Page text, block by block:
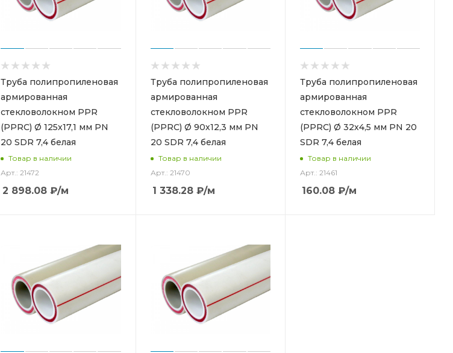
Труба полипропиленовая
армированная
стекловолокном PPR
(PPRC) Ø 125х17,1 мм PN
20 SDR 7,4 белая
Товар в наличии
Арт.: 21472
2 898.08 ₽/м
Труба полипропиленовая
армированная
стекловолокном PPR
(PPRC) Ø 90х12,3 мм PN
20 SDR 7,4 белая
Товар в наличии
Арт.: 21470
1 338.28₽/м
Труба полипропиленовая
армированная
стекловолокном PPR
(PPRC) Ø 32х4,5 мм PN 20
SDR 7,4 белая
Товар в наличии
Арт.: 21461
160.08₽/м